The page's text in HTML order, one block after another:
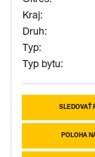
Kraj:
Druh:
Typ:
Typ bytu:
SLEDOVAŤ
POLOHA